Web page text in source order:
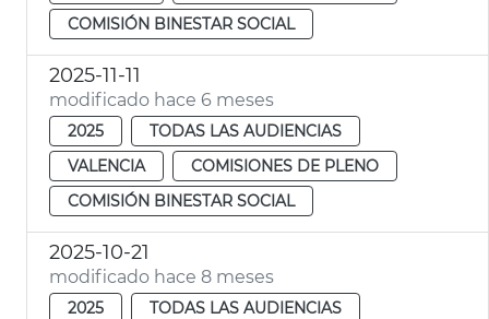
COMISIÓN BINESTAR SOCIAL
2025-11-11
modificado hace 6 meses
2025
TODAS LAS AUDIENCIAS
VALENCIA
COMISIONES DE PLENO
COMISIÓN BINESTAR SOCIAL
2025-10-21
modificado hace 8 meses
2025
TODAS LAS AUDIENCIAS